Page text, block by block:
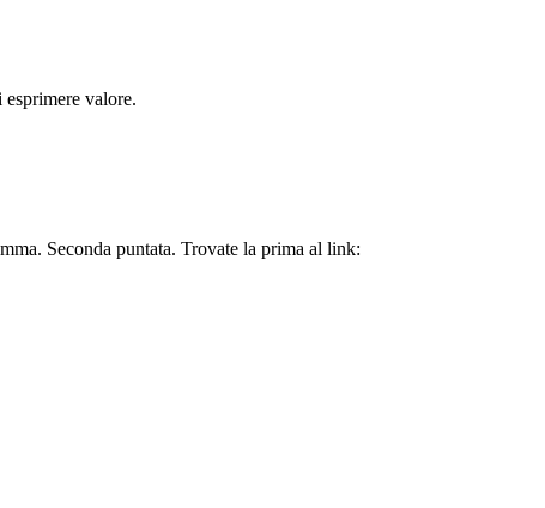
valore.
Seconda puntata. Trovate la prima al link: